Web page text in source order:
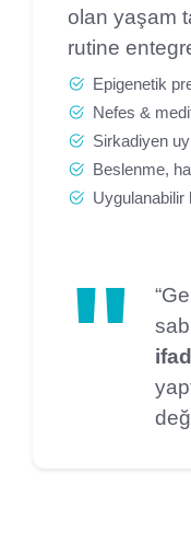
olan yaşam
rutine
Epigenetik
Nefes &
Sirkadiyen
Beslenme,
Uygulanabilir